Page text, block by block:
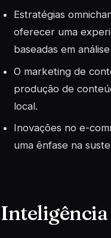
Estratégias
oferecer uma
baseadas em
O marketing de
produção de
local.
Inovações no e-
uma ênfase na